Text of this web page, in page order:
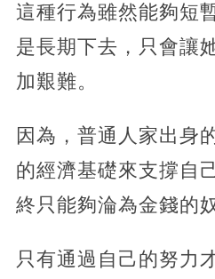
這種行為雖然能夠短
是長期下去，只會讓
加艱難。
因為，普通人家出身
的經濟基礎來支撐自
終只能夠淪為金錢的
只有通過自己的努力